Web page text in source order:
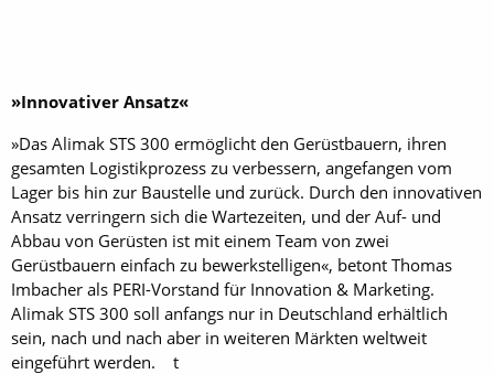
»Innovativer Ansatz«
»Das Alimak STS 300 ermöglicht den Gerüstbauern, ihren
gesamten Logistikprozess zu verbessern, angefangen vom
Lager bis hin zur Baustelle und zurück. Durch den innovativen
Ansatz verringern sich die Wartezeiten, und der Auf- und
Abbau von Gerüsten ist mit einem Team von zwei
Gerüstbauern einfach zu bewerkstelligen«, betont Thomas
Imbacher als PERI-Vorstand für Innovation & Marketing.
Alimak STS 300 soll anfangs nur in Deutschland erhältlich
sein, nach und nach aber in weiteren Märkten weltweit
eingeführt werden. t